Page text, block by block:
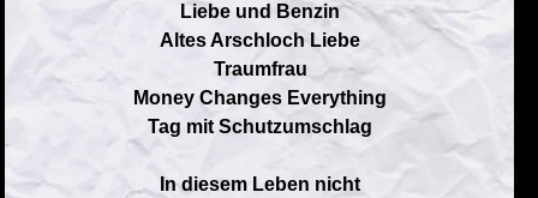
Liebe und Benzin
Altes Arschloch Liebe
Traumfrau
Money Changes Everything
Tag mit Schutzumschlag
In diesem Leben nicht